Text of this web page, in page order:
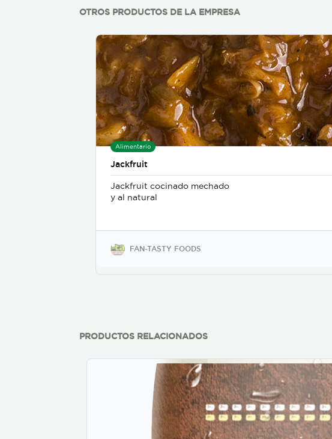
OTROS PRODUCTOS DE LA EMPRESA
Alimentario
Jackfruit
Jackfruit cocinado mechado
y al natural
FAN-TASTY FOODS
PRODUCTOS RELACIONADOS